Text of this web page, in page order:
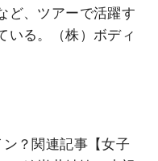
ど、ツアーで活躍す
いる。（株）ボディ
？関連記事【女子